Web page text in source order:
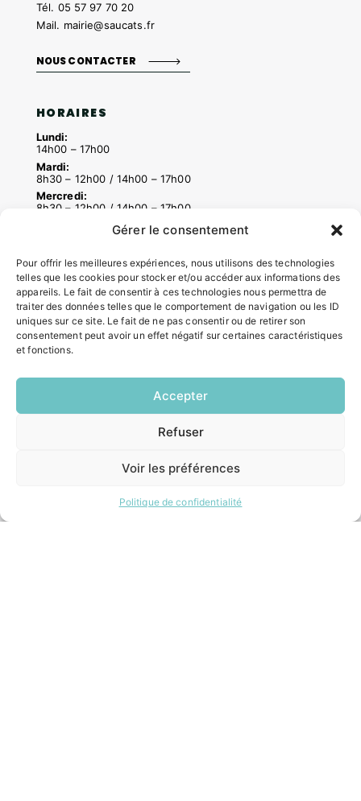
Gérer le consentement
Pour offrir les meilleures expériences, nous utilisons des technologies
telles que les cookies pour stocker et/ou accéder aux informations des
appareils. Le fait de consentir à ces technologies nous permettra de
traiter des données telles que le comportement de navigation ou les ID
uniques sur ce site. Le fait de ne pas consentir ou de retirer son
consentement peut avoir un effet négatif sur certaines caractéristiques
et fonctions.
Accepter
Refuser
Voir les préférences
Politique de confidentialité
Tél. 05 57 97 70 20
Mail. mairie@saucats.fr
NOUS CONTACTER
HORAIRES
Lundi:
14h00 – 17h00
Mardi:
8h30 – 12h00 / 14h00 – 17h00
Mercredi:
8h30 – 12h00 / 14h00 – 17h00
8h30 – 12h00 / 14h00 – 18h00
8h30 – 12h00 / 14h00 – 16h30
ACCÉS RAPIDES
Contacter la mairie
Le Saucatais
Formalités administratives
Restauration scolaire
Demander un composteur
Mentions légales